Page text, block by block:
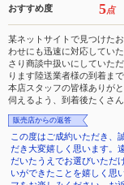
おすすめ度 5点
某ネットサイトで見つけた
わせにも迅速に対応してい
さり商談中扱いにしていた
ります陸送業者様の到着ま
本店スタッフの皆様ありが
伺えるよう、到着後たくさ
販売店からの返答
この度はご成約いただき、
だき大変嬉しく思います。
だいたうえでお選びいただ
いができたことを嬉しく思